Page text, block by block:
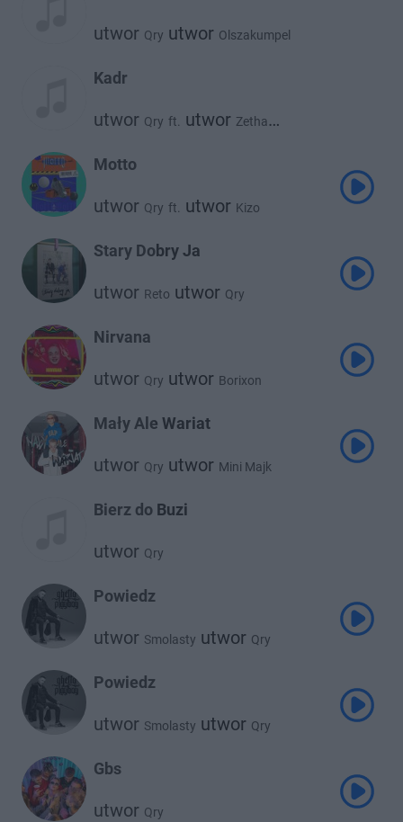
utwor Qry utwor Olszakumpel
Kadr
utwor Qry ft. utwor Zetha
Motto
utwor Qry ft. utwor Kizo
Stary Dobry Ja
utwor Reto utwor Qry
Nirvana
utwor Qry utwor Borixon
Mały Ale Wariat
utwor Qry utwor Mini Majk
Bierz do Buzi
utwor Qry
Powiedz
utwor Smolasty utwor Qry
Powiedz
utwor Smolasty utwor Qry
Gbs
utwor Qry